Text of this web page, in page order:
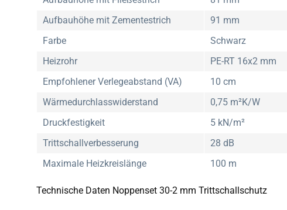
Aufbauhöhe mit Zementestrich
91 mm
Farbe
Schwarz
Heizrohr
PE-RT 16x2 mm
Empfohlener Verlegeabstand (VA)
10 cm
Wärmedurchlasswiderstand
0,75 m²K/W
Druckfestigkeit
5 kN/m²
Trittschallverbesserung
28 dB
Maximale Heizkreislänge
100 m
Technische Daten Noppenset 30-2 mm Trittschallschutz